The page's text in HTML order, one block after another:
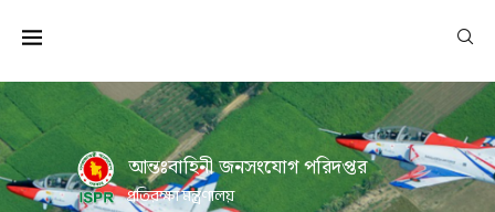
আন্তঃবাহিনী জনসংযোগ পরিদপ্তর
প্রতিরক্ষা মন্ত্রণালয়